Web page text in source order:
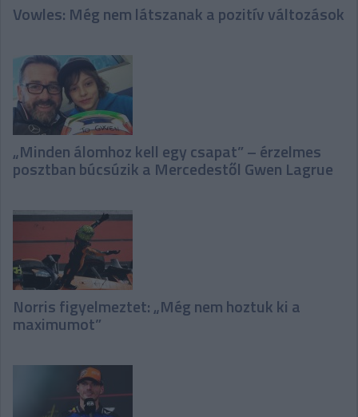
Vowles: Még nem látszanak a pozitív változások
„Minden álomhoz kell egy csapat” – érzelmes
posztban búcsúzik a Mercedestől Gwen Lagrue
Norris figyelmeztet: „Még nem hoztuk ki a
maximumot”